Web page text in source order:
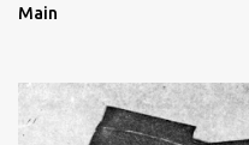
Main